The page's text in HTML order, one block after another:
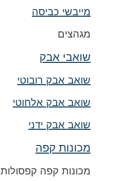
מייבשי כביסה
מגהצים
שואבי אבק
שואב אבק רובוטי
שואב אבק אלחוטי
שואב אבק ידני
מכונות קפה
מכונות קפה קפסולות